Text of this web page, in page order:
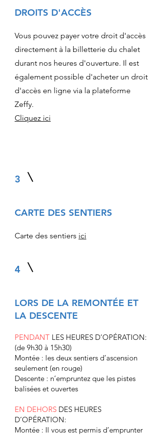
DROITS D'ACCÈS
Vous pouvez payer votre droit d'accès
directement à la billetterie du chalet
durant nos heures d'ouverture. Il est
également possible d'acheter un droit
d'accès en ligne via la plateforme
Zeffy.
Cliquez ici
3
CARTE DES SENTIERS
Carte des sentiers ici
4
LORS DE LA REMONTÉE ET
LA DESCENTE
PENDANT LES HEURES D’OPÉRATION:
(de 9h30 à 15h30)
Montée : les deux sentiers d’ascension
seulement (en rouge)
Descente : n’empruntez que les pistes
balisées et ouvertes
EN DEHORS DES HEURES
D’OPÉRATION:
Montée : Il vous est permis d’emprunter